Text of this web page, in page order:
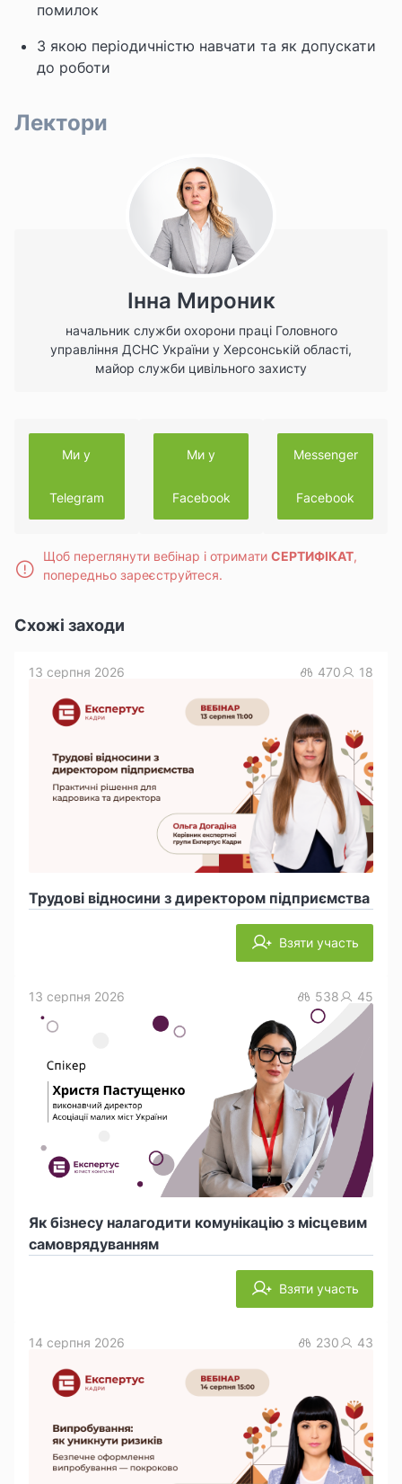
помилок
З якою періодичністю навчати та як допускати
до роботи
Лектори
Інна Мироник
начальник служби охорони праці Головного
управління ДСНС України у Херсонській області,
майор служби цивільного захисту
Ми у
Telegram
Ми у
Facebook
Messenger
Facebook
Щоб переглянути вебінар і отримати СЕРТИФІКАТ,
попередньо зареєструйтеся.
Схожі заходи
Трудові відносини з директором підприємства
13 серпня 2026 470 18
Взяти участь
Як бізнесу налагодити комунікацію з місцевим
самоврядуванням
13 серпня 2026 538 45
Взяти участь
14 серпня 2026 230 43